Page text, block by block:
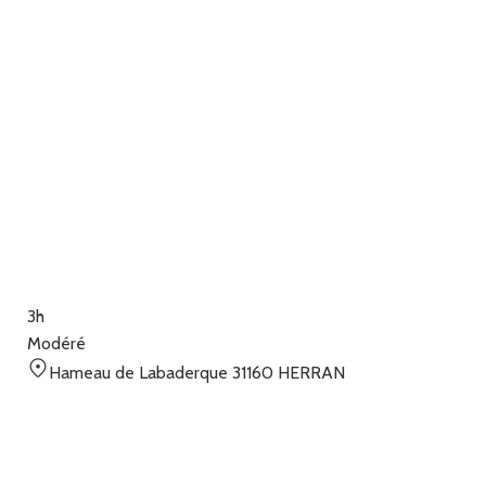
3h
Modéré
Hameau de Labaderque 31160 HERRAN